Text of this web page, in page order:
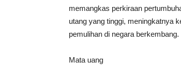
memangkas perkiraan
utang yang tinggi, meningkatnya
pemulihan di negara berkembang.
Mata uang